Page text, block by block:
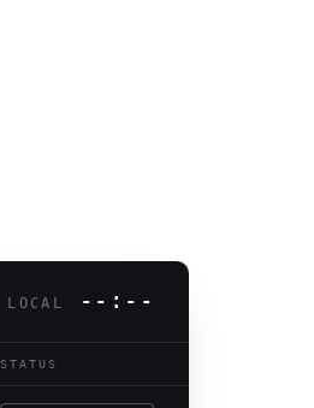
LOCAL --:--
STATUS